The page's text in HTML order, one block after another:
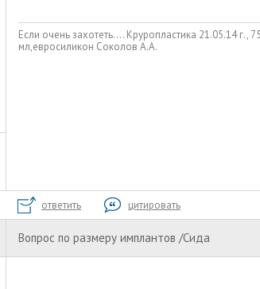
Если очень захотеть.... Круропластика 21.05.14 г.,
мл,евросиликон Соколов А.А.
ответить цитировать
Вопрос по размеру имплантов /Сида